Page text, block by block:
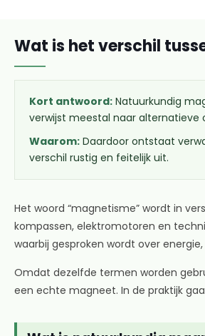
Wat is het verschil
Kort antwoord: Natuurkundig
verwijst meestal naar alternatieve
Waarom: Daardoor ontstaat
verschil rustig en feitelijk uit.
Het woord “magnetisme” wordt in
kompassen, elektromotoren en
waarbij gesproken wordt over
Omdat dezelfde termen worden
een echte magneet. In de praktijk